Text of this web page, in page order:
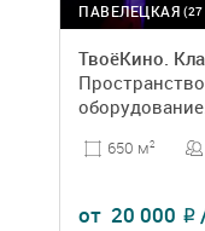
ПАВЕЛЕЦКАЯ
ТвоёКино.
650 м2
от 20 000 ₽